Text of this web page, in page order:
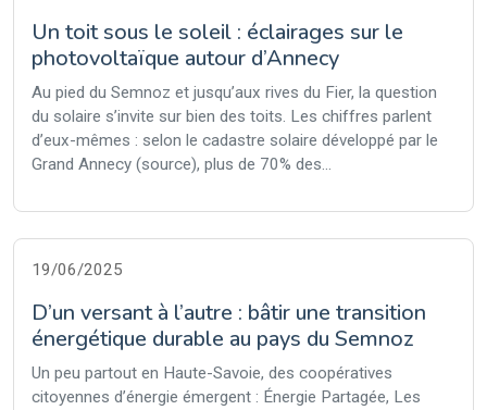
Un toit sous le soleil : éclairages sur le
photovoltaïque autour d’Annecy
Au pied du Semnoz et jusqu’aux rives du Fier, la question
du solaire s’invite sur bien des toits. Les chiffres parlent
d’eux-mêmes : selon le cadastre solaire développé par le
Grand Annecy (source), plus de 70% des...
19/06/2025
D’un versant à l’autre : bâtir une transition
énergétique durable au pays du Semnoz
Un peu partout en Haute-Savoie, des coopératives
citoyennes d’énergie émergent : Énergie Partagée, Les